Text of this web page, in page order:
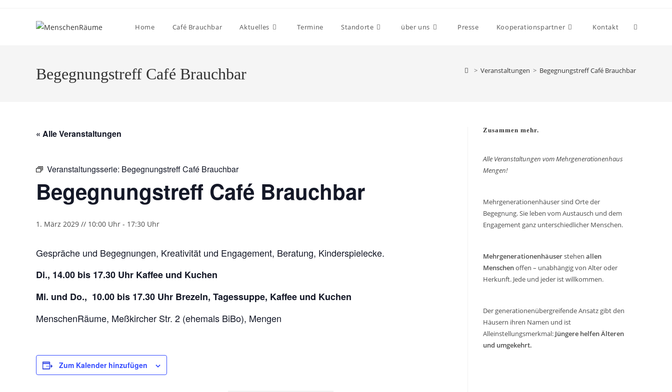
Home Café Brauchbar Aktuelles Termine Standorte über uns Presse Kooperationspartner Kontakt
Begegnungstreff Café Brauchbar > Veranstaltungen > Begegnungstreff Café Brauchbar
« Alle Veranstaltungen
Veranstaltungsserie: Begegnungstreff Café Brauchbar
Begegnungstreff Café Brauchbar
1. März 2029 // 10:00 Uhr - 17:30 Uhr
Gespräche und Begegnungen, Kreativität und Engagement, Beratung, Kinderspielecke.
Di., 14.00 bis 17.30 Uhr Kaffee und Kuchen
Mi. und Do., 10.00 bis 17.30 Uhr Brezeln, Tagessuppe, Kaffee und Kuchen
MenschenRäume, Meßkircher Str. 2 (ehemals BiBo), Mengen
Zum Kalender hinzufügen
Zusammen mehr.
Alle Veranstaltungen vom Mehrgenerationenhaus
Mengen!
Mehrgenerationenhäuser sind Orte der
Begegnung. Sie leben vom Austausch und dem
Engagement ganz unterschiedlicher Menschen.
Mehrgenerationenhäuserstehen allen
Menschenoffen – unabhängig von Alter oder
Herkunft. Jede und jeder ist willkommen.
Der generationenübergreifende Ansatz gibt den
Häusern ihren Namen und ist
Alleinstellungsmerkmal: Jüngere helfen Älteren
und umgekehrt.